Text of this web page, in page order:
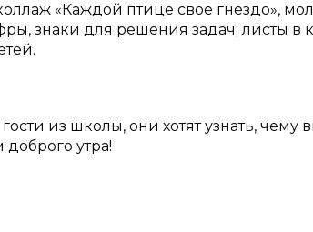
«Каждой птице свое гнездо»,
знаки для решения задач; листы в
из школы, они хотят узнать, чему
утра!